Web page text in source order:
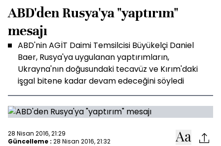
ABD'den Rusya'ya "yaptırım"
mesajı
ABD'nin AGİT Daimi Temsilcisi Büyükelçi Daniel
Baer, Rusya'ya uygulanan yaptırımların,
Ukrayna'nın doğusundaki tecavüz ve Kırım'daki
işgal bitene kadar devam edeceğini söyledi
28 Nisan 2016, 21:29
Güncelleme : 28 Nisan 2016, 21:32